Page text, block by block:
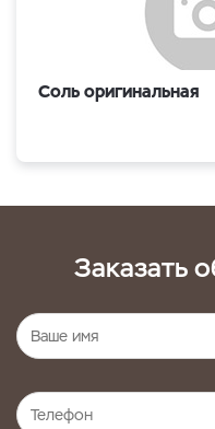
Соль оригинальная
Заказать